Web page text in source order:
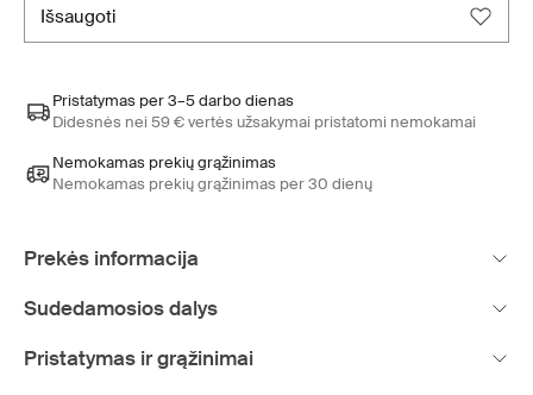
išsaugoti
Pristatymas per 3–5 darbo dienas
Didesnės nei 59 € vertės užsakymai pristatomi nemokamai
Nemokamas prekių grąžinimas
Nemokamas prekių grąžinimas per 30 dienų
Prekės informacija
Sudedamosios dalys
Pristatymas ir grąžinimai